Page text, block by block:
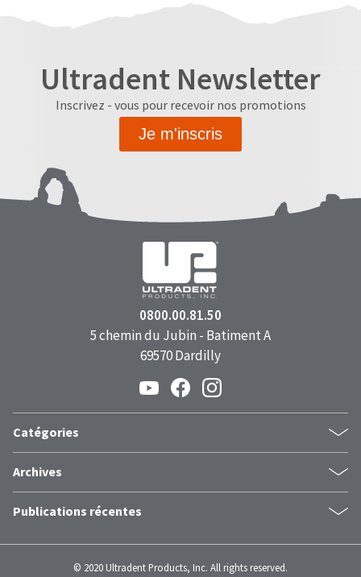
Ultradent Newsletter
Inscrivez - vous pour recevoir nos promotions
Je m'inscris
0800.00.81.50
5 chemin du Jubin - Batiment A
69570 Dardilly
Catégories
esthétiquedentaire
composite
restauration
restaurations
Archives
mai 2026
avril 2026
Publications récentes
Le pouvoir d'un sourire : comment les expressions faciales
façonnent la santé mentale
© 2020 Ultradent Products, Inc. All rights reserved.